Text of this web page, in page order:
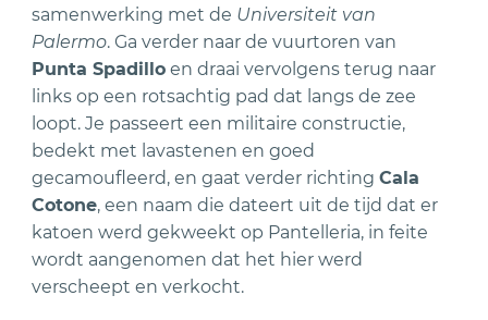
samenwerking met de Universiteit van
Palermo. Ga verder naar de vuurtoren van
Punta Spadillo en draai vervolgens terug naar
links op een rotsachtig pad dat langs de zee
loopt. Je passeert een militaire constructie,
bedekt met lavastenen en goed
gecamoufleerd, en gaat verder richtingCala
Cotone, een naam die dateert uit de tijd dat er
katoen werd gekweekt op Pantelleria, in feite
wordt aangenomen dat het hier werd
verscheept en verkocht.